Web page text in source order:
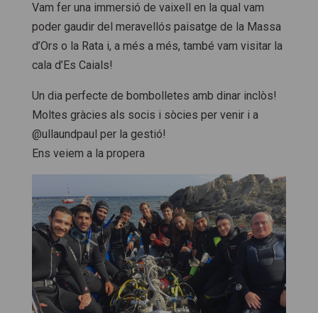
Vam fer una immersió de vaixell en la qual vam
poder gaudir del meravellós paisatge de la Massa
d’Ors o la Rata i, a més a més, també vam visitar la
cala d’Es Caials!
Un dia perfecte de bombolletes amb dinar inclòs!
Moltes gràcies als socis i sòcies per venir i a
@ullaundpaul per la gestió!
Ens veiem a la propera